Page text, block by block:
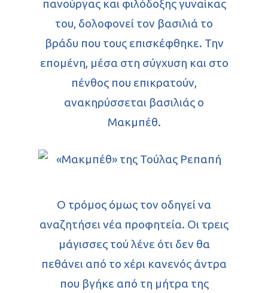
πανούργας και φιλόδοξης γυναίκας
του, δολοφονεί τον βασιλιά το
βράδυ που τους επισκέφθηκε. Την
επομένη, μέσα στη σύγχυση και στο
πένθος που επικρατούν,
ανακηρύσσεται βασιλιάς ο
Μακμπέθ.
Ο τρόμος όμως τον οδηγεί να
αναζητήσει νέα προφητεία. Οι τρεις
μάγισσες τού λένε ότι δεν θα
πεθάνει από το χέρι κανενός άντρα
που βγήκε από τη μήτρα της